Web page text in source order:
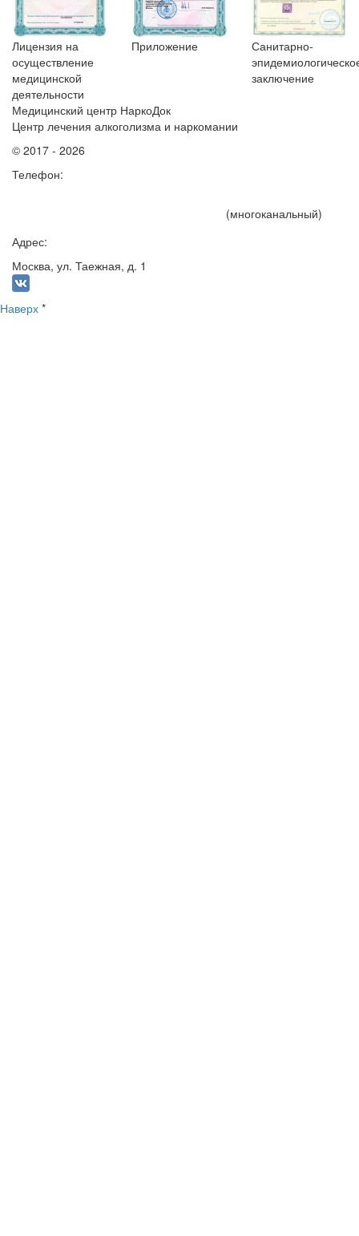
Лицензия на
осуществление
медицинской
деятельности
Приложение
Санитарно-
заключение
Медицинский центр НаркоДок
Центр лечения алкоголизма и наркомании
© 2017 - 2026
Телефон:
(многоканальный)
Адрес:
Москва, ул. Таежная, д. 1
Наверх *